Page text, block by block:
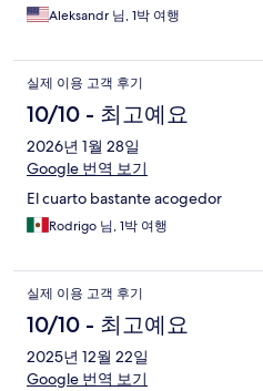
Aleksandr 님, 1박 여행
실제 이용 고객 후기
10/10 - 최고예요
2026년 1월 28일
Google 번역 보기
El cuarto bastante acogedor
Rodrigo 님, 1박 여행
실제 이용 고객 후기
10/10 - 최고예요
2025년 12월 22일
Google 번역 보기